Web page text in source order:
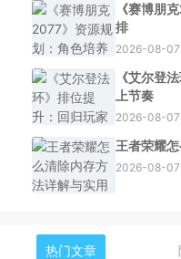
《赛博朋
排
2026-08-07
《艾尔登
上节奏
2026-08-07
王者荣耀
2026-08-07
热门文章